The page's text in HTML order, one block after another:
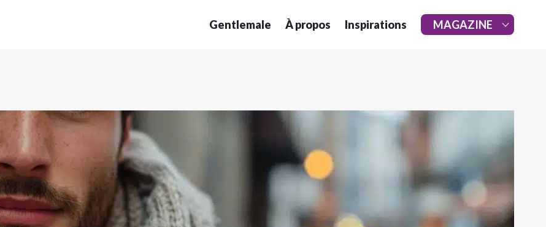
Gentlemale À propos Inspirations MAGAZINE